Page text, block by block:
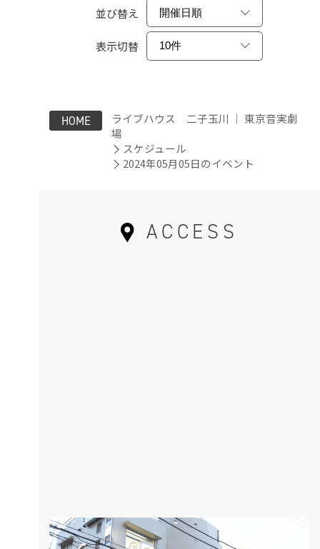
並び替え
表示切替
HOME
ライブハウス 二子玉川 ｜ 東京音実劇
場
スケジュール
2024年05月05日のイベント
ACCESS